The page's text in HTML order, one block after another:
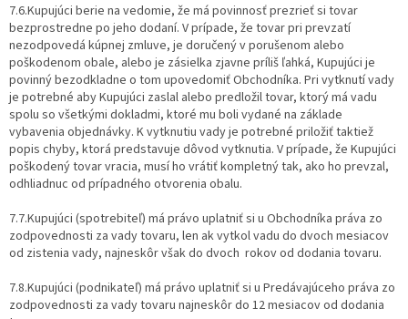
7.6.Kupujúci berie na vedomie, že má povinnosť prezrieť si tovar
bezprostredne po jeho dodaní. V prípade, že tovar pri prevzatí
nezodpovedá kúpnej zmluve, je doručený v porušenom alebo
poškodenom obale, alebo je zásielka zjavne príliš ľahká, Kupujúci je
povinný bezodkladne o tom upovedomiť Obchodníka. Pri vytknutí vady
je potrebné aby Kupujúci zaslal alebo predložil tovar, ktorý má vadu
spolu so všetkými dokladmi, ktoré mu boli vydané na základe
vybavenia objednávky. K vytknutiu vady je potrebné priložiť taktiež
popis chyby, ktorá predstavuje dôvod vytknutia. V prípade, že Kupujúci
poškodený tovar vracia, musí ho vrátiť kompletný tak, ako ho prevzal,
odhliadnuc od prípadného otvorenia obalu.
7.7.Kupujúci (spotrebiteľ) má právo uplatniť si u Obchodníka práva zo
zodpovednosti za vady tovaru, len ak vytkol vadu do dvoch mesiacov
od zistenia vady, najneskôr však do dvoch rokov od dodania tovaru.
7.8.Kupujúci (podnikateľ) má právo uplatniť si u Predávajúceho práva zo
zodpovednosti za vady tovaru najneskôr do 12 mesiacov od dodania